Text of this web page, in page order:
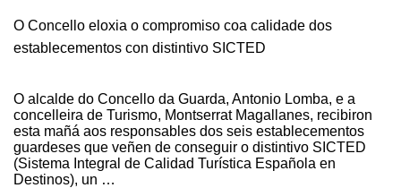
O Concello eloxia o compromiso coa calidade dos
establecementos con distintivo SICTED
O alcalde do Concello da Guarda, Antonio Lomba, e a
concelleira de Turismo, Montserrat Magallanes, recibiron
esta mañá aos responsables dos seis establecementos
guardeses que veñen de conseguir o distintivo SICTED
(Sistema Integral de Calidad Turística Española en
Destinos), un …